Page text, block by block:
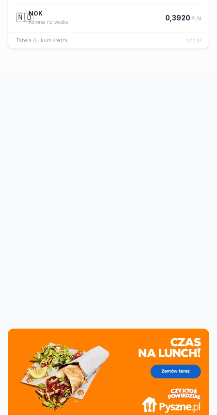
🇳🇴NOK
Korona norweska
0,3920 PLN
Tabela A · kurs średni nbp.pl